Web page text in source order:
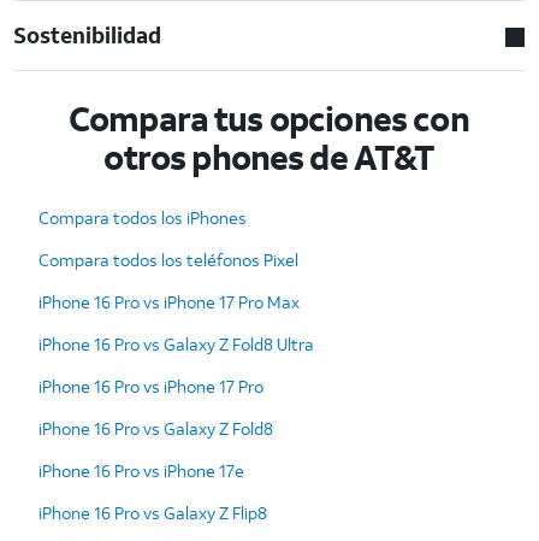
Sostenibilidad
Compara tus opciones con
otros phones de AT&T
Compara todos los iPhones
Compara todos los teléfonos Pixel
iPhone 16 Pro vs iPhone 17 Pro Max
iPhone 16 Pro vs Galaxy Z Fold8 Ultra
iPhone 16 Pro vs iPhone 17 Pro
iPhone 16 Pro vs Galaxy Z Fold8
iPhone 16 Pro vs iPhone 17e
iPhone 16 Pro vs Galaxy Z Flip8